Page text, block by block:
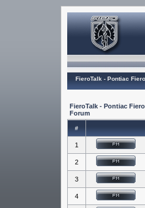
FieroTalk - Pontiac
FieroTalk - Pontiac
Forum
#
1
2
3
4